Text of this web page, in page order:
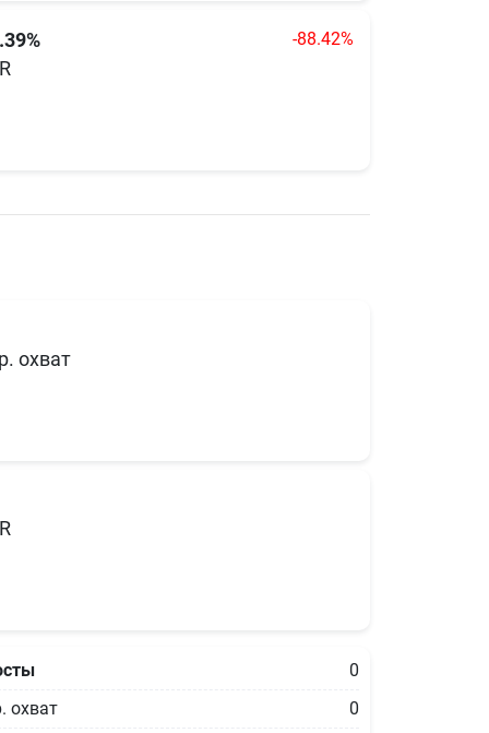
-88.42%
охват
0
охват
0